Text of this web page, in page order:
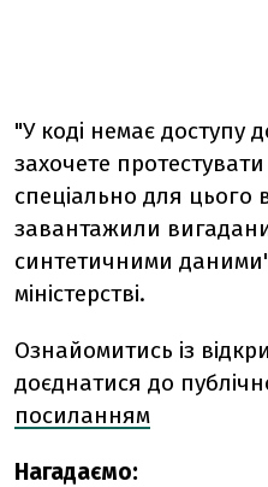
"У коді немає доступу
захочете протестувати
спеціально для цього
завантажили
синтетичними
міністерстві.
Ознайомитись із
доєднатися до
посиланням
Нагадаємо: